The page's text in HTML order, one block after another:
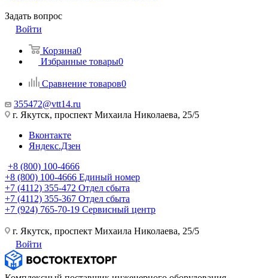
Задать вопрос
Войти
Корзина0
Избранные товары0
Сравнение товаров0
355472@vtt14.ru
г. Якутск, проспект Михаила Николаева, 25/5
Вконтакте
Яндекс.Дзен
+8 (800) 100-4666
+8 (800) 100-4666 Единый номер
+7 (4112) 355-472 Отдел сбыта
+7 (4112) 355-367 Отдел сбыта
+7 (924) 765-70-19 Сервисный центр
г. Якутск, проспект Михаила Николаева, 25/5
Войти